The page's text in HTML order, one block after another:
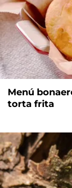
Menú
torta frita